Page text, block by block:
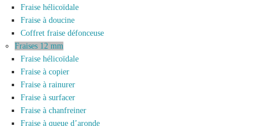
Fraise hélicoïdale
Fraise à doucine
Coffret fraise défonceuse
Fraises 12 mm
Fraise hélicoïdale
Fraise à copier
Fraise à rainurer
Fraise à surfacer
Fraise à chanfreiner
Fraise à queue d’aronde